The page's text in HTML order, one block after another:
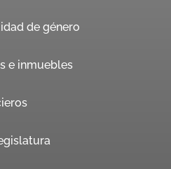
de género
e inmuebles